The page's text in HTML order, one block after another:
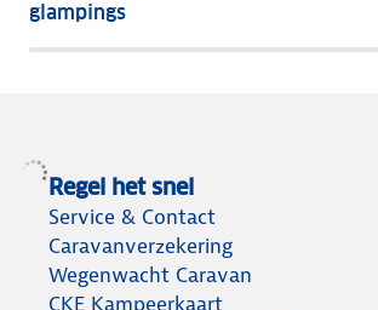
glampings
Regel het snel
Service & Contact
Caravanverzekering
Wegenwacht Caravan
CKE Kampeerkaart